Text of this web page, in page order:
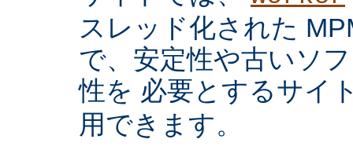
スレッド化された
で、安定性や古いソ
性を 必要とするサイ
用できます。